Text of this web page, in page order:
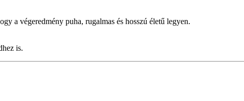
a végeredmény puha, rugalmas és hosszú életű legyen.
is.